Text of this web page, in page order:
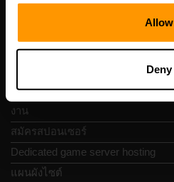
Allow
Deny
ข้อกำหนดและเงื่อนไข
รายงานการละเมิด
สนับสนุน
งาน
สมัครสปอนเซอร์
Dedicated game server hosting
แผนผังไซต์